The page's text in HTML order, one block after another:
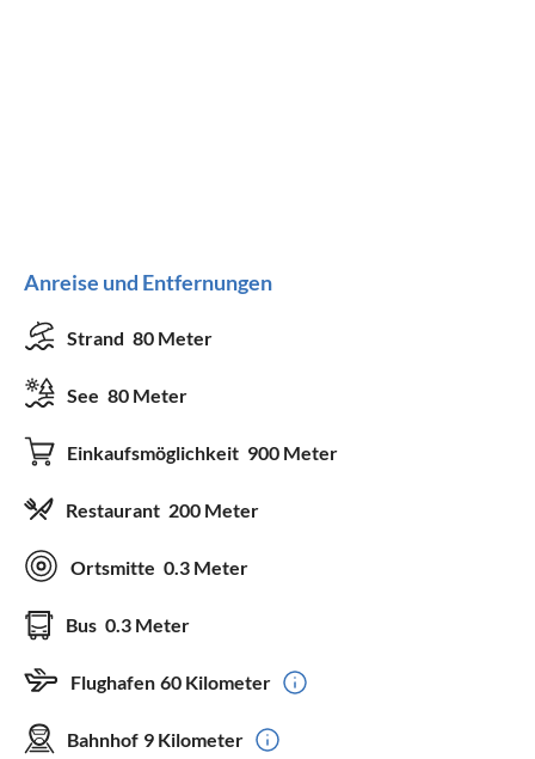
Anreise und Entfernungen
Strand 80 Meter
See 80 Meter
Einkaufsmöglichkeit 900 Meter
Restaurant 200 Meter
Ortsmitte 0.3 Meter
Bus 0.3 Meter
Flughafen 60 Kilometer
Bahnhof 9 Kilometer